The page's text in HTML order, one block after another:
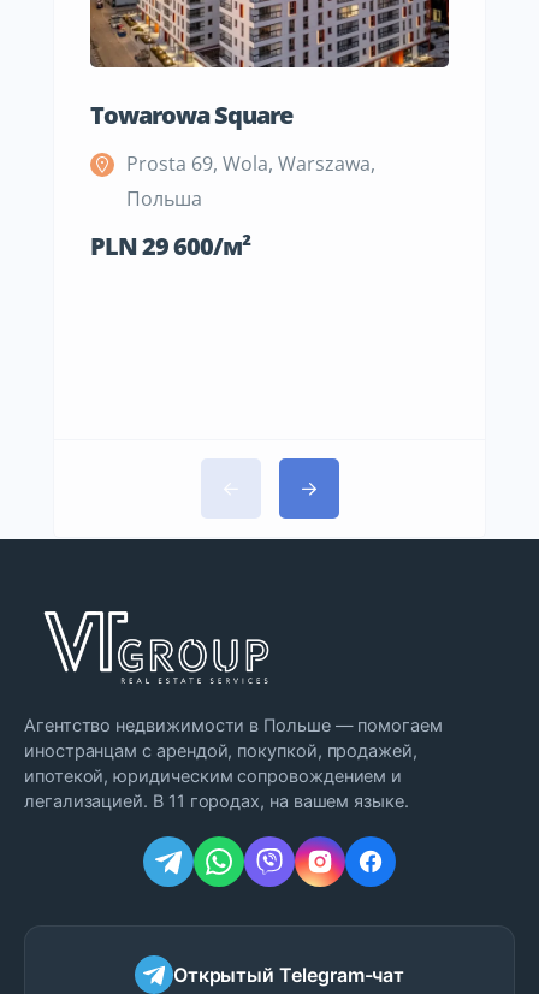
Towarowa Square
Prosta 69, Wola, Warszawa,
Польша
PLN 29 600/м²
Агентство недвижимости в Польше — помогаем
иностранцам с арендой, покупкой, продажей,
ипотекой, юридическим сопровождением и
легализацией. В 11 городах, на вашем языке.
Открытый Telegram-чат